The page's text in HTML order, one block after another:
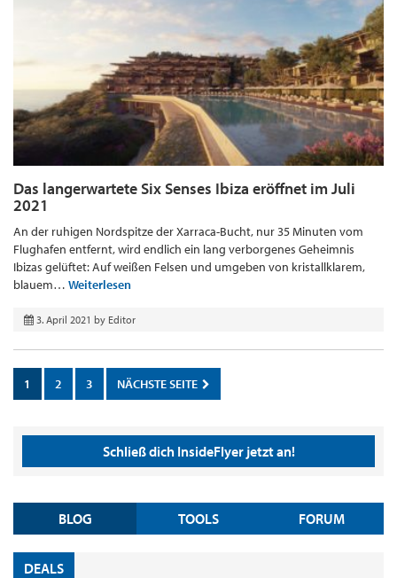
Das langerwartete Six Senses Ibiza eröffnet im Juli
2021
An der ruhigen Nordspitze der Xarraca-Bucht, nur 35 Minuten vom
Flughafen entfernt, wird endlich ein lang verborgenes Geheimnis
Ibizas gelüftet: Auf weißen Felsen und umgeben von kristallklarem,
blauem… Weiterlesen
3. April 2021 by Editor
1 2 3 NÄCHSTE SEITE
Schließ dich InsideFlyer jetzt an!
BLOG TOOLS FORUM
DEALS